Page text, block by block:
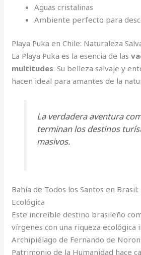
Aguas cristalinas
Ambiente perfecto para
Playa Puka en Chile: Naturaleza
La Playa Puka es la esencia de las
multitudes. Su belleza salvaje y
hacen ideal para amantes de la
La verdadera aventura
terminan los destinos
masivos.
Bahía de Todos los Santos en
Ecológica
Este increíble destino brasileño
vírgenes con una riqueza ecológica
Archipiélago de Fernando de
Patrimonio de la Humanidad hace